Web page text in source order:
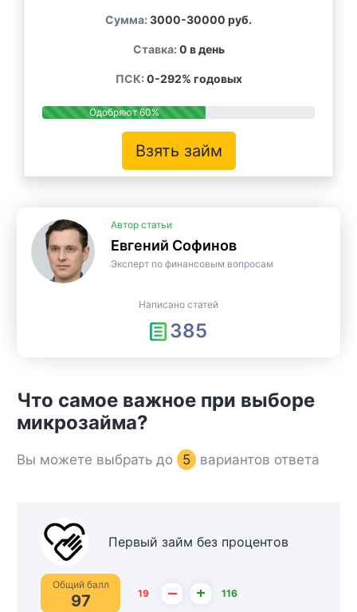
Сумма: 3000-30000 руб.
Ставка: 0 в день
ПСК: 0-292% годовых
Одобряют 60%
Взять займ
Автор статьи
Евгений Софинов
Эксперт по финансовым вопросам
Написано статей
385
Что самое важное при выборе
микрозайма?
Вы можете выбрать до 5 вариантов ответа
Первый займ без процентов
Общий балл
97 19 – + 116